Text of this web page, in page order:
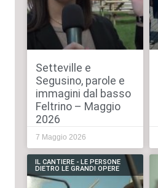
Setteville e
Segusino, parole e
immagini dal basso
Feltrino – Maggio
2026
7 Maggio 2026
IL CANTIERE - LE PERSONE
DIETRO LE GRANDI OPERE